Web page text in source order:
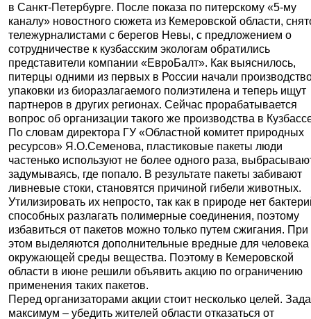
в Санкт-Петербурге. После показа по питерскому «5-му
каналу» новостного сюжета из Кемеровской области,
тележурналистами с берегов Невы, с предложением о
сотрудничестве к кузбасским экологам обратились
представители компании «ЕвроБалт». Как выяснилось,
питерцы одними из первых в России начали
упаковки из биоразлагаемого полиэтилена и теперь ищут
партнеров в других регионах. Сейчас прорабатывается
вопрос об организации такого же производства в
По словам директора ГУ «Областной комитет природных
ресурсов» Я.О.Семенова, пластиковые пакеты люди
частенько используют не более одного раза,
задумываясь, где попало. В результате пакеты забивают
ливневые стоки, становятся причиной гибели животных.
Утилизировать их непросто, так как в природе нет
способных разлагать полимерные соединения, поэтому
избавиться от пакетов можно только путем сжигания. При
этом выделяются дополнительные вредные для
окружающей среды вещества. Поэтому в Кемеровской
области в июне решили объявить акцию по ограничению
применения таких пакетов.
Перед организаторами акции стоит несколько целей.
максимум – убедить жителей области отказаться от